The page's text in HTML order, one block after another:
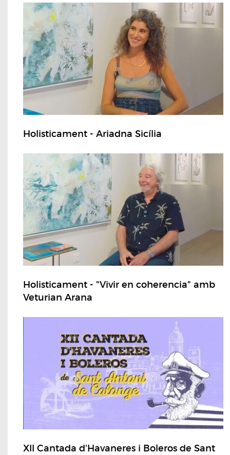
Holisticament - Ariadna Sicília
Holisticament - "Vivir en coherencia" amb
Veturian Arana
XII Cantada d'Havaneres i Boleros de Sant